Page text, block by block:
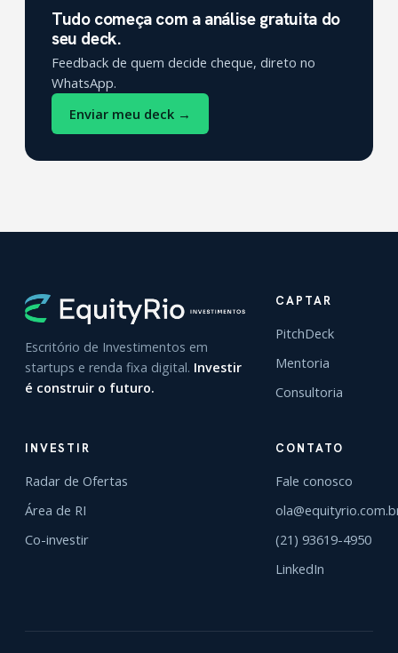
Tudo começa com a análise gratuita do
seu deck.
Feedback de quem decide cheque, direto no
WhatsApp.
Enviar meu deck →
Escritório de Investimentos em
startups e renda fixa digital. Investir
é construir o futuro.
CAPTAR
PitchDeck
Mentoria
Consultoria
INVESTIR
Radar de Ofertas
Área de RI
Co-investir
CONTATO
Fale conosco
(21) 93619-4950
LinkedIn